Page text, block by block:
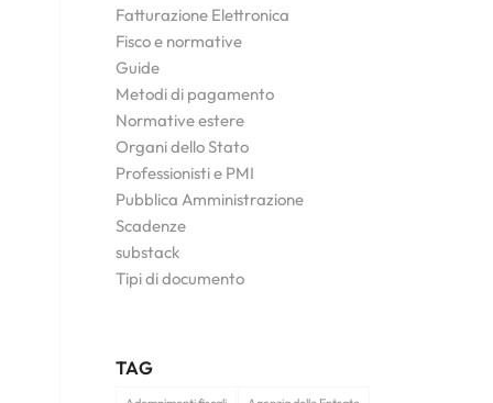
Fatturazione Elettronica
Fisco e normative
Guide
Metodi di pagamento
Normative estere
Organi dello Stato
Professionisti e PMI
Pubblica Amministrazione
Scadenze
substack
Tipi di documento
TAG